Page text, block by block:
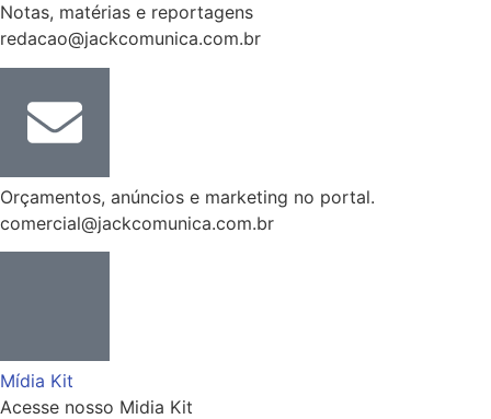
Notas, matérias e reportagens
redacao@jackcomunica.com.br
Orçamentos, anúncios e marketing no portal.
comercial@jackcomunica.com.br
Mídia Kit
Acesse nosso Midia Kit